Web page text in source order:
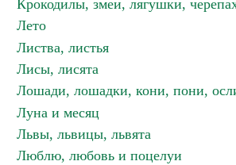
Крокодилы, змеи, лягушки,
Лето
Листва, листья
Лисы, лисята
Лошади, лошадки, кони, пони,
Луна и месяц
Львы, львицы, львята
Люблю, любовь и поцелуи